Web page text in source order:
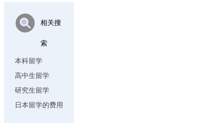
相关搜
索
本科留学
高中生留学
研究生留学
日本留学的费用